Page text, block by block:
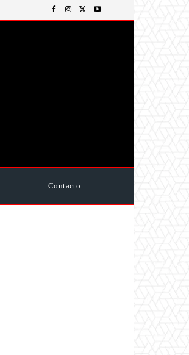
Contacto